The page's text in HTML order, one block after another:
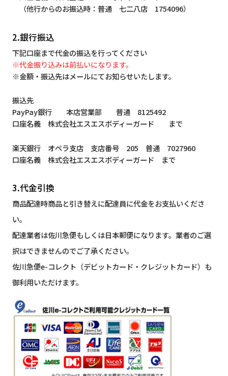
（他行からのお振込時：普通 七二八店 1754096）
2.銀行振込
下記口座まで代金の振込を行ってください
※代金振り込みは前払いになります。
※金額・振込先はメールにてお知らせいたします。
振込先
PayPay銀行 本店営業部 普通 8125492
口座名義 株式会社エスエスボディーガード まで
楽天銀行 オペラ支店 支店番号 205 普通 7027960
口座名義 株式会社エスエスボディーガード まで
3.代金引換
商品配達時商品と引き替えに配達員に代金をお支払いくださ
い。
配達業者は佐川急便もしくは日本郵便になります。業者のご選
択はできませんのでご了承ください。
佐川急便e-コレクト（デビットカード・クレジットカード）も
御利用いただけます。